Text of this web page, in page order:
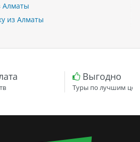
Алматы
из Алматы
Выгодно
Туры по лучшим